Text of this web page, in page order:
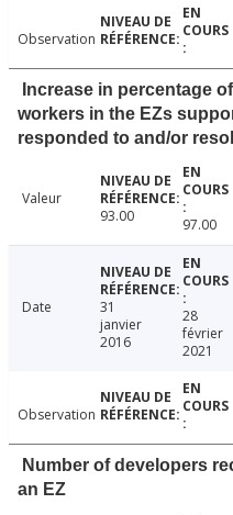
Observation
Increase in percentage
workers in the EZs
responded to and/or
Valeur
93.00
97.00
Date
31
janvier
2016
28
février
2021
Observation
Number of developers
an EZ